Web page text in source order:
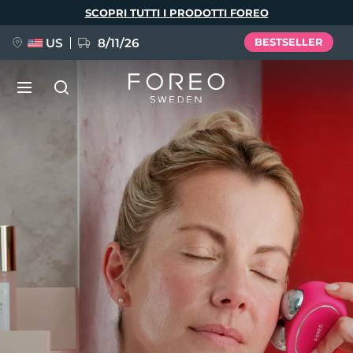
SCOPRI TUTTI I PRODOTTI FOREO
US 8/11/26 BESTSELLER
FAQ™ Pure Beauty-Tech Elixir
BREAKING NEWS
issa™ Teeth Whitening Set
Deutsch
Español
Italiano
Português
Svenska
Русский
简体中文 繁體中文